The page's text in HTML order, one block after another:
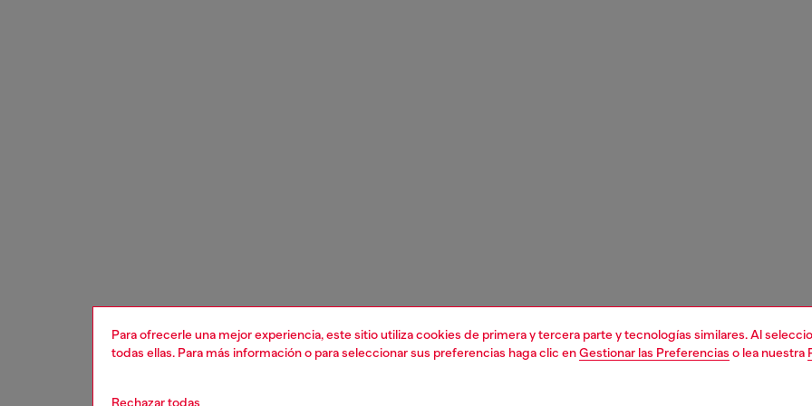
Para ofrecerle una mejor experiencia, este sitio utiliza cookies de primera y tercera parte y tecnologías similares. Al
todas ellas. Para más información o para seleccionar sus preferencias haga clic enGestionar las Preferencias o lea nuestra
Rechazar todas